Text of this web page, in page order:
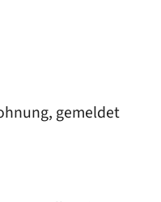
gemeldet